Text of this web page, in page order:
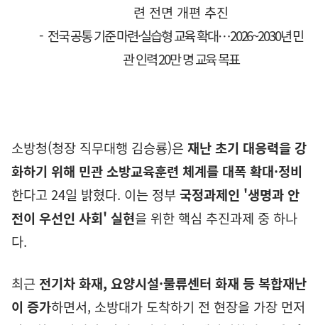
련 전면 개편 추진
- 전국 공통 기준 마련·실습형 교육 확대…2026~2030년 민
관 인력20만 명 교육 목표
소방청(청장 직무대행 김승룡)은 재난 초기 대응력을 강
화하기 위해 민관 소방교육훈련 체계를 대폭 확대·정비
한다고24일 밝혔다. 이는 정부국정과제인 '생명과 안
전이 우선인 사회' 실현을 위한 핵심 추진과제 중 하나
다.
최근 전기차 화재, 요양시설·물류센터 화재 등 복합재난
이 증가하면서, 소방대가 도착하기 전 현장을 가장 먼저